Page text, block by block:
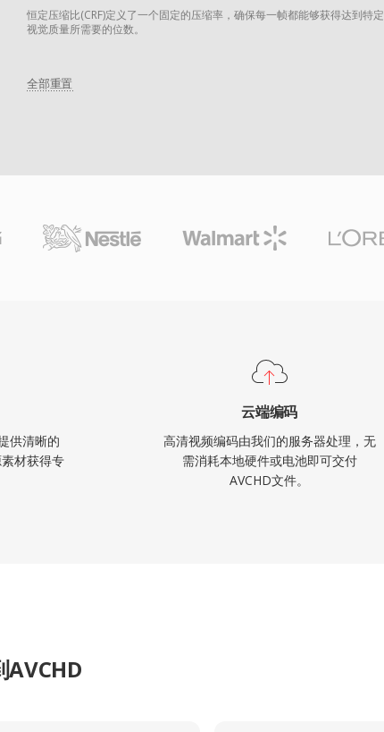
恒定压缩比(CRF)定义了一个固定的压缩率，确保每一帧都能够获得达到特定
视觉质量所需要的位数。
全部重置
供清晰的
材获得专
云端编码
高清视频编码由我们的服务器处理，无
需消耗本地硬件或电池即可交付
AVCHD文件。
AVCHD